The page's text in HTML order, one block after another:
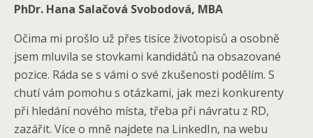
PhDr. Hana Salačová Svobodová, MBA
Očima mi prošlo už přes tisíce životopisů a osobně
jsem mluvila se stovkami kandidátů na obsazované
pozice. Ráda se s vámi o své zkušenosti podělím. S
chutí vám pomohu s otázkami, jak mezi konkurenty
při hledání nového místa, třeba při návratu z RD,
zazářit. Více o mně najdete na LinkedIn, na webu